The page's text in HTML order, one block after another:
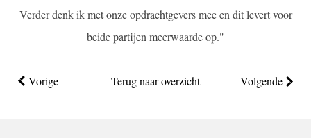
Verder denk ik met onze opdrachtgevers mee en dit levert voor
beide partijen meerwaarde op."
Vorige Terug naar overzicht Volgende